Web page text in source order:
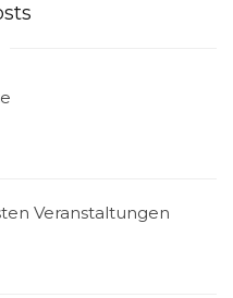
Veranstaltungen